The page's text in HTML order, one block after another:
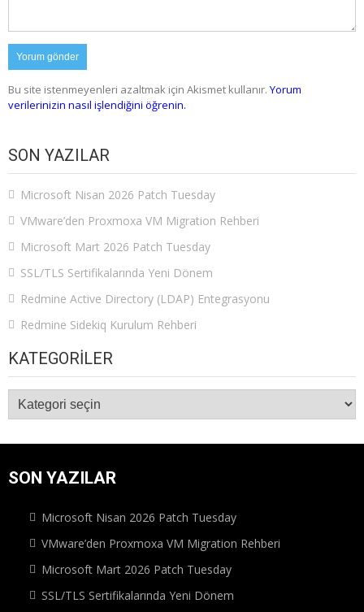
Bu site istenmeyenleri azaltmak için Akismet kullanır. Yorum
verilerinizin nasıl işlendiğini öğrenin.
SON YAZILAR
Microsoft Nisan 2026 Patch Tuesday
VMware’den Proxmoxa VM Migration Rehberi
Microsoft Mart 2026 Patch Tuesday
SSL/TLS Sertifikalarında Yeni Dönem
Redmine Active Directory (LDAP) Entegrasyonu
Redmine Sidekiq Kurulum Rehberi
KATEGORILER
Kategoriler
SON YAZILAR
Microsoft Nisan 2026 Patch Tuesday
VMware’den Proxmoxa VM Migration Rehberi
Microsoft Mart 2026 Patch Tuesday
SSL/TLS Sertifikalarında Yeni Dönem